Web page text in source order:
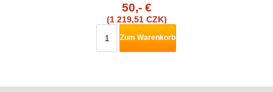
50,- €
(1 219,51 CZK)
Zum Warenkorb